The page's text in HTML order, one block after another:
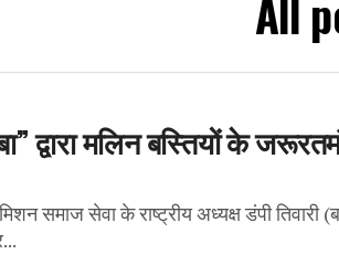
All
द्वारा मलिन बस्तियों के
समाज सेवा के राष्ट्रीय अध्यक्ष डंपी